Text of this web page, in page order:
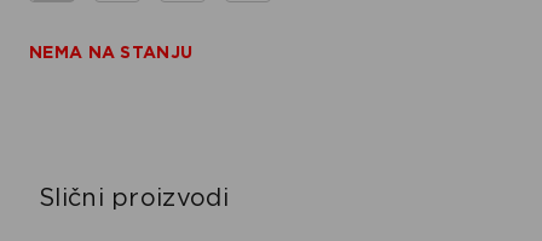
NEMA NA STANJU
Slični proizvodi